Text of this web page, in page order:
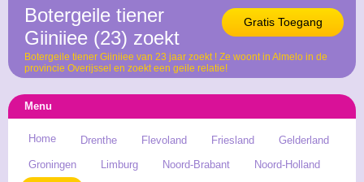
Gratis Toegang
Botergeile tiener
Giiniiee (23) zoekt
Botergeile tiener Giiniiee van 23 jaar zoekt ! Ze woont in Almelo in de
provincie Overijssel en zoekt een geile relatie!
Menu
Home Drenthe Flevoland Friesland
Gelderland
Groningen
Limburg Noord-Brabant
Noord-Holland